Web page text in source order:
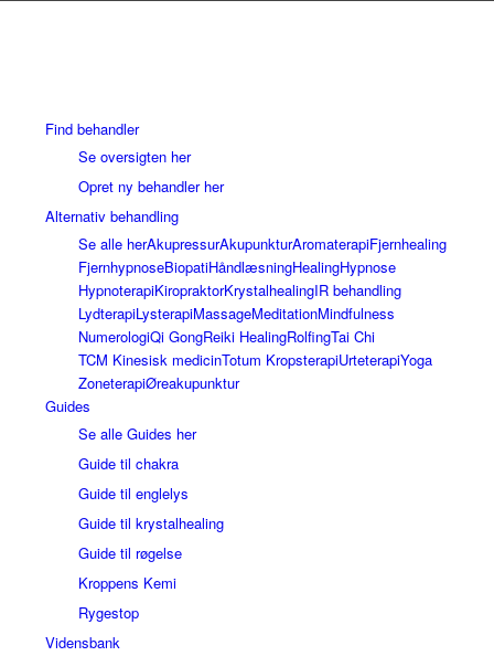
Find behandler
Se oversigten her
Opret ny behandler her
Alternativ behandling
Se alle herAkupressurAkupunkturAromaterapiFjernhealing
FjernhypnoseBiopatiHåndlæsningHealingHypnose
HypnoterapiKiropraktorKrystalhealingIR behandling
LydterapiLysterapiMassageMeditationMindfulness
NumerologiQi GongReiki HealingRolfingTai Chi
TCM Kinesisk medicinTotum KropsterapiUrteterapiYoga
ZoneterapiØreakupunktur
Guides
Se alle Guides her
Guide til chakra
Guide til englelys
Guide til krystalhealing
Guide til røgelse
Kroppens Kemi
Rygestop
Vidensbank